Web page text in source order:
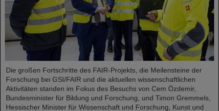
Die großen Fortschritte des FAIR-Projekts, die Meilensteine der
Forschung bei GSI/FAIR und die aktuellen wissenschaftlichen
Aktivitäten standen im Fokus des Besuchs von Cem Özdemir,
Bundesminister für Bildung und Forschung, und Timon Gremmels,
Hessischer Minister für Wissenschaft und Forschung, Kunst und